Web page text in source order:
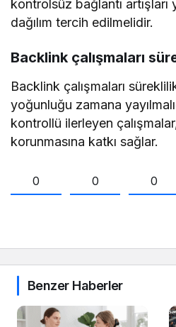
kontrolsüz bağlantı
dağılım tercih edilmelidir.
Backlink çalışmaları
Backlink çalışmaları
yoğunluğu zamana
kontrollü ilerleyen
korunmasına katkı sağlar.
0 0 0
Benzer Haberler